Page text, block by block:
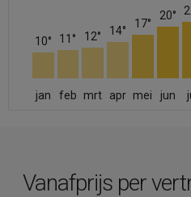
10° 11° 12° 14°
17°
20°
jan feb mrt apr mei jun
Vanafprijs per